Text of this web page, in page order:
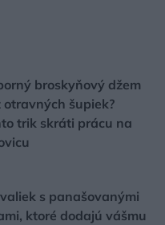
broskyňový džem
otravných šupiek?
trik skráti prácu na
s panašovanými
ktoré dodajú vášmu